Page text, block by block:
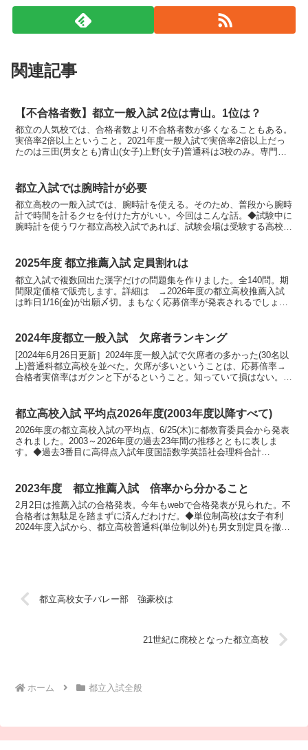
関連記事
【不合格者数】都立一般入試 2位は青山。1位は？
都立の人気校では、合格者数より不合格者数が多くなることもある。
実倍率2倍以上ということ。2021年度一般入試で実倍率2倍以上だっ
たのは三田(男女とも)青山(女子)上野(女子)普通科は3校のみ。専門学
都立入試では腕時計が必要
都立高校の一般入試では、腕時計を使える。そのため、普段から腕時
計で時間を計るクセを付けた方がいい。今回はこんな話。◆試験中に
腕時計を使うワケ都立高校入試であれば、試験会場は受験する高校の
2025年度 都立推薦入試 定員割れは
都立入試で複数回出た漢字だけの問題集を作りました。全140問。期
間限定価格で販売します。詳細は →2026年度の都立高校推薦入試
は昨日1/16(金)が出願〆切。まもなく応募倍率が発表されるでしょ
2024年度都立一般入試 欠席者ランキング
[2024年6月26日更新］2024年度一般入試で欠席者の多かった(30名以
上)普通科都立高校を並べた。欠席が多いということは、応募倍率→
合格者実倍率はガクンと下がるということ。知っていて損はない。
都立高校入試 平均点2026年度(2003年度以降すべて)
2026年度の都立高校入試の平均点、6/25(木)に都教育委員会から発表
されました。2003～2026年度の過去23年間の推移とともに表しま
す。◆過去3番目に高得点入試年度国語数学英語社会理科合計
2023年度 都立推薦入試 倍率から分かること
2月2日は推薦入試の合格発表。今年もwebで合格発表が見られた。不
合格者は無駄足を踏まずに済んだわけだ。◆単位制高校は女子有利
2024年度入試から、都立高校普通科(単位制以外)も男女別定員を撤廃
都立高校女子バレー部 強豪校は
21世紀に廃校となった都立高校
ホーム 都立入試全般